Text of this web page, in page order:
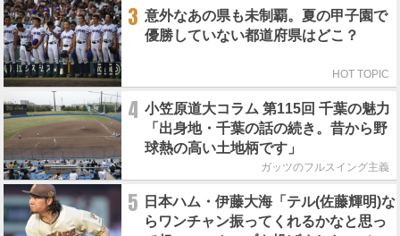
3 意外なあの県も未制覇。夏の甲子園で
優勝していない都道府県はどこ？
HOT TOPIC
4 小笠原道大コラム 第115回 千葉の魅力
「出身地・千葉の話の続き。昔から野
球熱の高い土地柄です」
ガッツのフルスイング主義
5
日本ハム・伊藤大海「テル(佐藤輝明)な
らワンチャン振ってくれるかなと思っ